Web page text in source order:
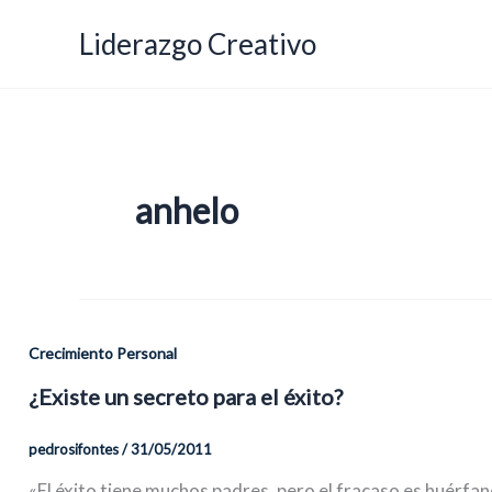
Liderazgo Creativo
anhelo
Crecimiento Personal
¿Existe un secreto para el éxito?
pedrosifontes/31/05/2011